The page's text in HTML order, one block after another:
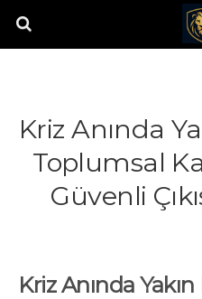
Kriz Anında
Toplumsal
Güvenli
Kriz Anında